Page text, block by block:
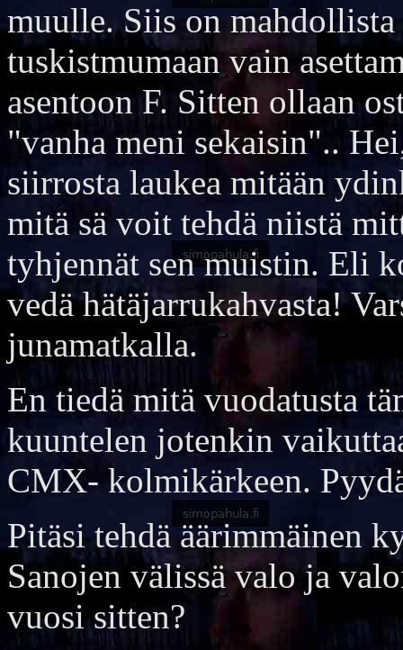
muulle. Siis on
tuskistmumaan vain
asentoon F. Sitten ollaan
"vanha meni sekaisin"..
siirrosta laukea mitään
mitä sä voit tehdä niistä
tyhjennät sen muistin. Eli
vedä hätäjarrukahvasta!
junamatkalla.
En tiedä mitä vuodatusta
kuuntelen jotenkin
CMX- kolmikärkeen.
Pitäsi tehdä äärimmäinen
Sanojen välissä valo ja
vuosi sitten?